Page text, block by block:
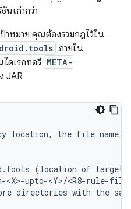
นเก่ากว่า
าหมาย คุณต้องรวมกฎไว้ใน
ภายใน
ดเรกทอรี META-
JAR
location, the file name
(location of
<X>-upto-<Y>/<R8-rule-
directories with the